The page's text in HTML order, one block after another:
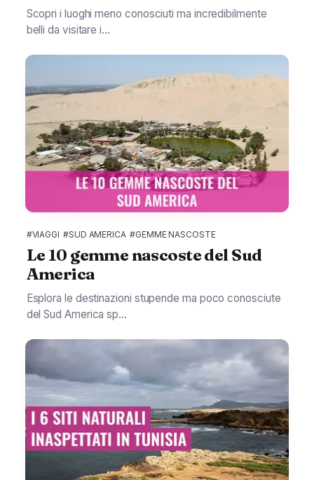
Scopri i luoghi meno conosciuti ma incredibilmente
belli da visitare i...
#VIAGGI #SUD AMERICA #GEMME NASCOSTE
Le 10 gemme nascoste del Sud
America
Esplora le destinazioni stupende ma poco conosciute
del Sud America sp...